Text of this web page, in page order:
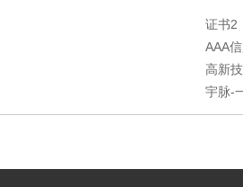
证书2
AAA
高新
宇脉-